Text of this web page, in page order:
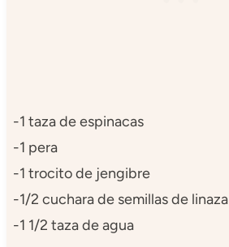
-1 taza de espinacas
-1 pera
-1 trocito de jengibre
-1/2 cuchara de semillas de linaza
-1 1/2 taza de agua